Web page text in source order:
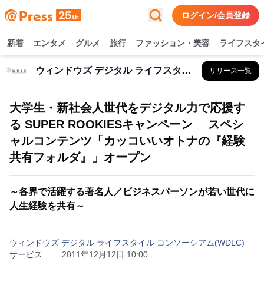
ログイン/会員登録
新着 エンタメ グルメ 旅行 ファッション・美容 ライフスタ
ウィンドウズ デジタル ライフスタイル コンソーシアム(WDLC) リリース一覧
大学生・新社会人世代をデジタル力で応援す
る SUPER ROOKIESキャンペーン スペシ
ャルコンテンツ「カッコいいオトナの『経験
共有フォルダ』」オープン
～各界で活躍する著名人／ビジネスパーソンが若い世代に
人生経験を共有～
ウィンドウズ デジタル ライフスタイル コンソーシアム(WDLC)
サービス
2011年12月12日 10:00